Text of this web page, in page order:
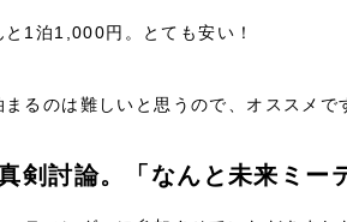
1泊1,000円。とても安い！
るのは難しいと思うので、オススメで
剣討論。「なんと未来ミー